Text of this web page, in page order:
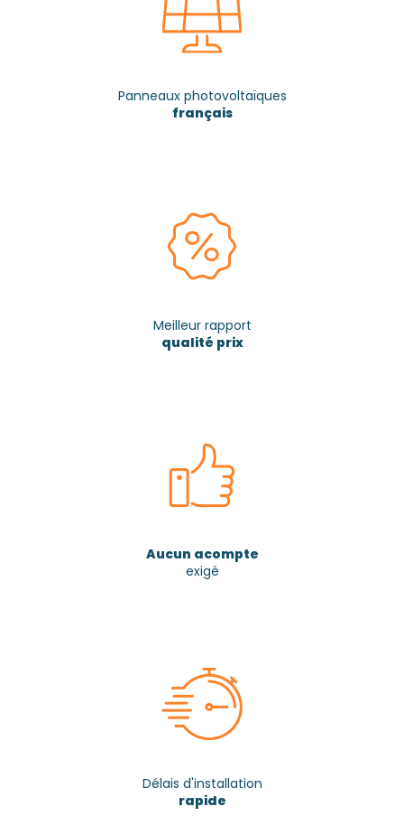
Panneaux photovoltaïques
français
Meilleur rapport
qualité prix
Aucun acompte
exigé
Délais d'installation
rapide